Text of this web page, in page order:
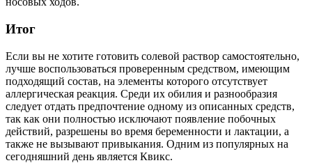
Итог
Если вы не хотите готовить солевой раствор самостоятельно,
лучше воспользоваться проверенным средством, имеющим
подходящий состав, на элементы которого отсутствует
аллергическая реакция. Среди их обилия и разнообразия
следует отдать предпочтение одному из описанных средств,
так как они полностью исключают появление побочных
действий, разрешены во время беременности и лактации, а
также не вызывают привыкания. Одним из популярных на
сегодняшний день является Квикс.